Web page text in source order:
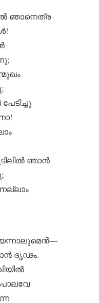
ഞാനെത്ര
ഞാൻ
ദൃഢം.